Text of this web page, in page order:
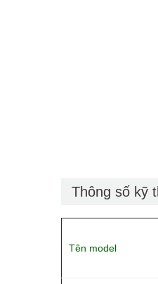
Thông số kỹ
Tên model